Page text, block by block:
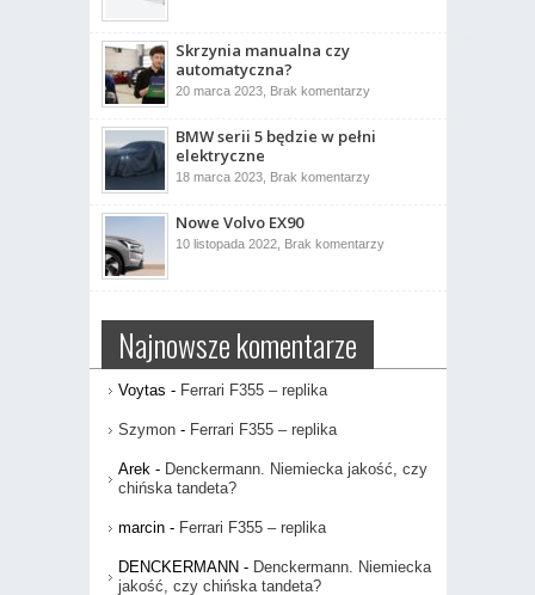
Skrzynia manualna czy
automatyczna?
20 marca 2023, Brak komentarzydo
czy
automatyczna?
BMW serii 5 będzie w pełni
elektryczne
18 marca 2023, Brak komentarzydo
w
Nowe Volvo EX90
10 listopada 2022, Brak komentarzydo
Najnowsze komentarze
Voytas - Ferrari F355 – replika
Szymon- Ferrari F355 – replika
Arek- Denckermann. Niemiecka jakość, czy
chińska tandeta?
marcin- Ferrari F355 – replika
DENCKERMANN - Denckermann. Niemiecka
jakość, czy chińska tandeta?